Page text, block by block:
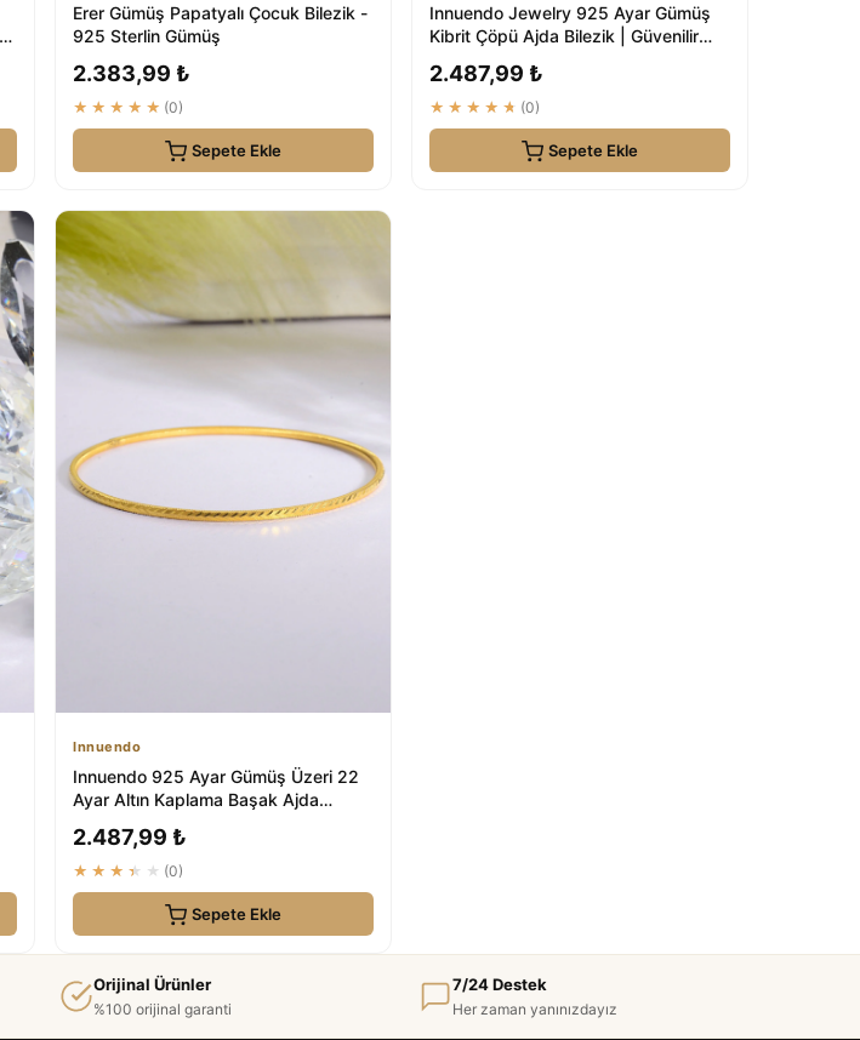
Erer Gümüş Papatyalı Çocuk Bilezik -
925 Sterlin Gümüş
2.383,99 ₺
★★★★★ (0)
Sepete Ekle
Innuendo Jewelry 925 Ayar Gümüş
Kibrit Çöpü Ajda Bilezik | Güvenilir
2.487,99 ₺
★★★★★ (0)
Sepete Ekle
Innuendo
Innuendo 925 Ayar Gümüş Üzeri 22
Ayar Altın Kaplama Başak Ajda
2.487,99 ₺
★★★★★ (0)
Sepete Ekle
Orijinal Ürünler
%100 orijinal garanti
7/24 Destek
Her zaman yanınızdayız